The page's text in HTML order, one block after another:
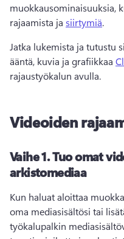
muokkausominaisuuksia,
rajaamista ja siirtymiä.
Jatka lukemista ja tutustu
ääntä, kuvia ja grafiikkaa
rajaustyökalun avulla.
Videoiden
Vaihe 1.Tuo omat
arkistomediaa
Kun haluat aloittaa
oma mediasisältösi tai
työkalupalkin